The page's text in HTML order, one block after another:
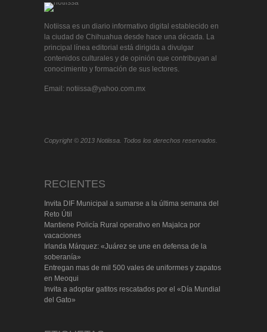
Notiissa es un diario informativo digital establecido en
la ciudad de Chihuahua desde hace una década. La
principal línea editorial está dirigida a divulgar
contenidos culturales y de opinión que contribuyan al
conocimiento y formación de sus lectores.
Email: notiissa@yahoo.com.mx
Copyright © 2013 Notiissa. Todos los derechos reservados.
RECIENTES
Invita DIF Municipal a sumarse a la última semana del
Reto Útil
Mantiene Policía Rural operativo en Majalca por
vacaciones
Irlanda Márquez: «Juárez se une en defensa de la
soberanía»
Entregan mas de mil 500 vales de uniformes y zapatos
en Meoqui
Invita a adoptar gatitos rescatados por el «Día Mundial
del Gato»